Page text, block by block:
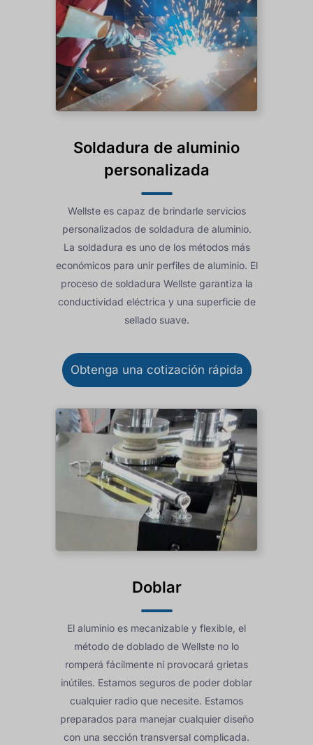
Soldadura de aluminio
personalizada
Wellste es capaz de brindarle servicios
personalizados de soldadura de aluminio.
La soldadura es uno de los métodos más
económicos para unir perfiles de aluminio. El
proceso de soldadura Wellste garantiza la
conductividad eléctrica y una superficie de
sellado suave.
Obtenga una cotización rápida
Doblar
El aluminio es mecanizable y flexible, el
método de doblado de Wellste no lo
romperá fácilmente ni provocará grietas
inútiles. Estamos seguros de poder doblar
cualquier radio que necesite. Estamos
preparados para manejar cualquier diseño
con una sección transversal complicada.